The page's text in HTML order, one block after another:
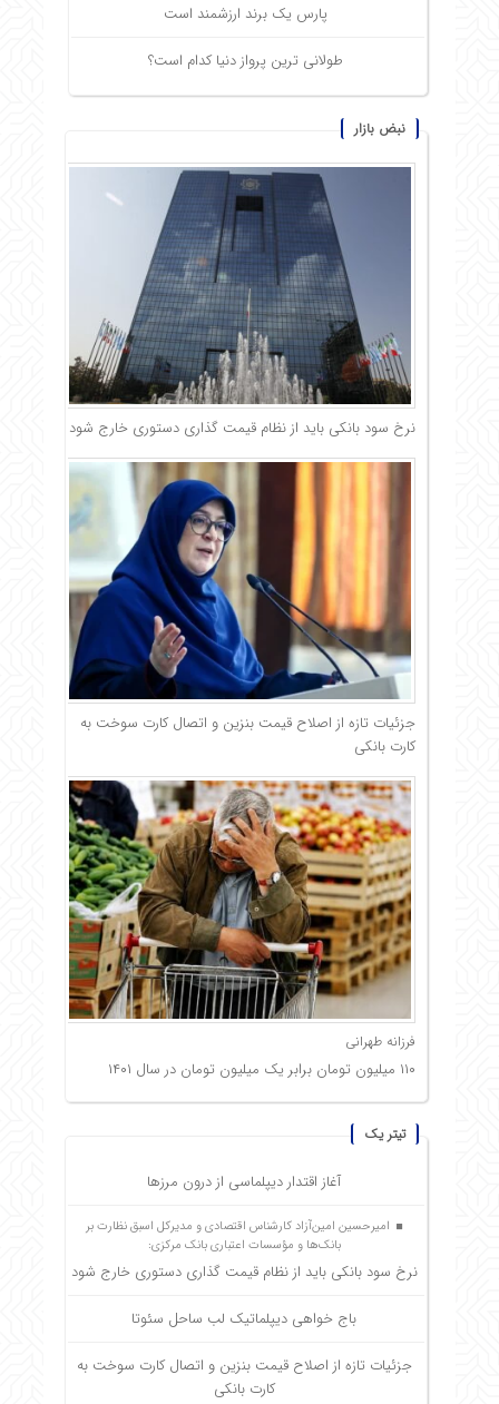
پارس یک برند ارزشمند است
طولانی ترین پرواز دنیا کدام است؟
نبض بازار
نرخ سود بانکی باید از نظام قیمت گذاری دستوری خارج شود
جزئیات تازه از اصلاح قیمت بنزین و اتصال کارت سوخت به
کارت بانکی
فرزانه طهرانی
۱۱۰ میلیون تومان برابر یک میلیون تومان در سال ۱۴۰۱
تیتر یک
آغاز اقتدار دیپلماسی از درون مرزها
امیرحسین امین‌آزاد کارشناس اقتصادی و مدیرکل اسبق نظارت بر
بانک‌ها و مؤسسات اعتباری بانک مرکزی:
نرخ سود بانکی باید از نظام قیمت گذاری دستوری خارج شود
باج خواهی دیپلماتیک لب ساحل سئوتا
جزئیات تازه از اصلاح قیمت بنزین و اتصال کارت سوخت به
کارت بانکی